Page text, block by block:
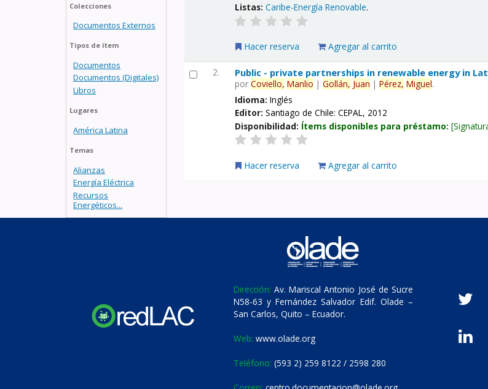
Colecciones
Documentos Externos
Tipos de ítem
Documentos
Documentos (Digitales)
Libros
Lugares
América Latina
Temas
Alianzas
Energía Eléctrica
Recursos
Energéticos...
Listas: Caribe-Energía Renovable.
Hacer reserva Agregar al carrito
2. Public - private partnerships in renewable energy in
porCoviello, Manlio |Gollán, Juan |Pérez, Miguel.
Idioma:Inglés
Editor:Santiago de Chile: CEPAL, 2012
Disponibilidad: Ítems disponibles para préstamo:
Hacer reserva Agregar al carrito
Dirección: Av. Mariscal Antonio José de Sucre
N58-63 y Fernández Salvador Edif. Olade –
San Carlos, Quito – Ecuador.
Web: www.olade.org
Teléfono: (593 2) 259 8122 / 2598 280